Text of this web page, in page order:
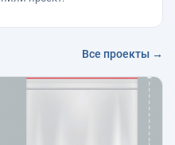
Все проекты →